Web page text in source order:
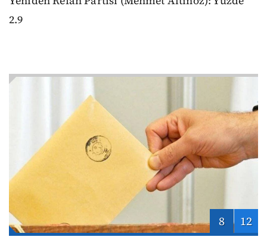
2.9
8 12